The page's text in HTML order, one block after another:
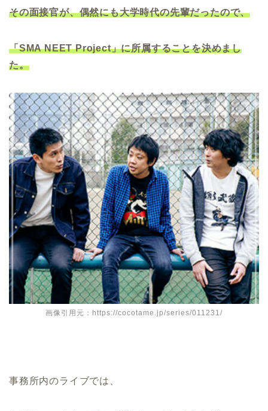
その面接官が、偶然にも大学時代の先輩だったので、
「SMA NEET Project」に所属することを決めまし
た。
画像引用元：https://cocotame.jp/series/011231/
事務所内のライブでは、